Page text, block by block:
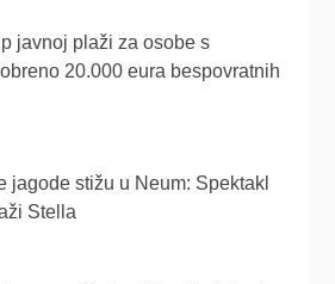
javnoj plaži za osobe s
20.000 eura bespovratnih
jagode stižu u Neum: Spektakl
Stella